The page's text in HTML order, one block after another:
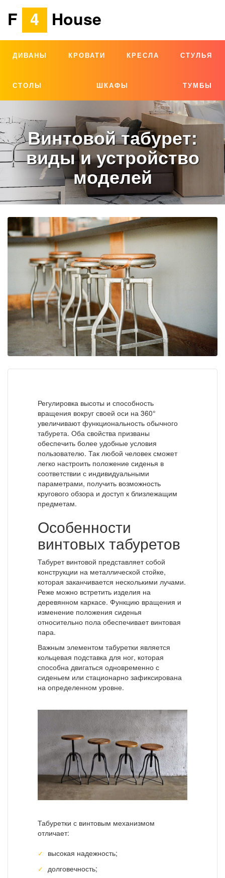
F 4 House
ДИВАНЫ КРОВАТИ КРЕСЛА СТУЛЬЯ
СТОЛЫ ШКАФЫ ТУМБЫ
Винтовой табурет:
виды и устройство
моделей
Регулировка высоты и способность
вращения вокруг своей оси на 360°
увеличивают функциональность обычного
табурета. Оба свойства призваны
обеспечить более удобные условия
пользователю. Так любой человек сможет
легко настроить положение сиденья в
соответствии с индивидуальными
параметрами, получить возможность
кругового обзора и доступ к близлежащим
предметам.
Особенности
винтовых табуретов
Табурет винтовой представляет собой
конструкции на металлической стойке,
которая заканчивается несколькими лучами.
Реже можно встретить изделия на
деревянном каркасе. Функцию вращения и
изменение положения сиденья
относительно пола обеспечивает винтовая
пара.
Важным элементом табуретки является
кольцевая подставка для ног, которая
способна двигаться одновременно с
сиденьем или стационарно зафиксирована
на определенном уровне.
Табуретки с винтовым механизмом
отличает:
высокая надежность;
долговечность;